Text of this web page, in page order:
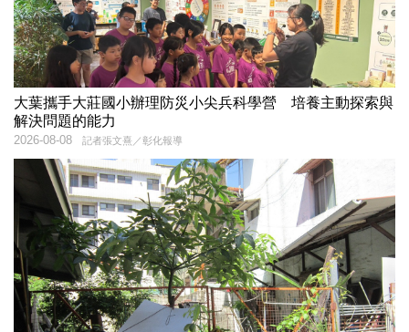
大葉攜手大莊國小辦理防災小尖兵科學營 培養主動探索與
解決問題的能力
記者張文熹／彰化報導
2026-08-08